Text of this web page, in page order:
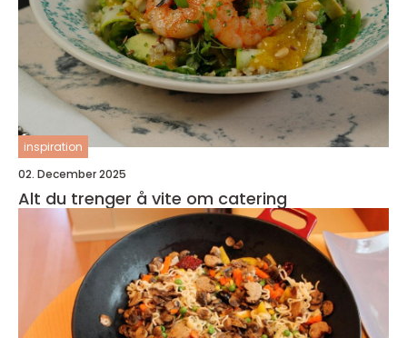
inspiration
02. December 2025
Alt du trenger å vite om catering